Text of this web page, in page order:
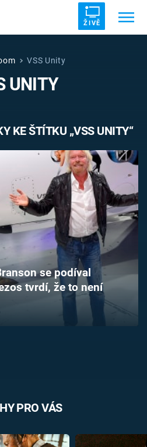
ŽIVĚ
DRUHÁ SVĚTOVÁ VÁLKA
VSS Unity
UNITY
KE ŠTÍTKU „VSS UNITY“
se podíval
tvrdí, že to není
PRO VÁS